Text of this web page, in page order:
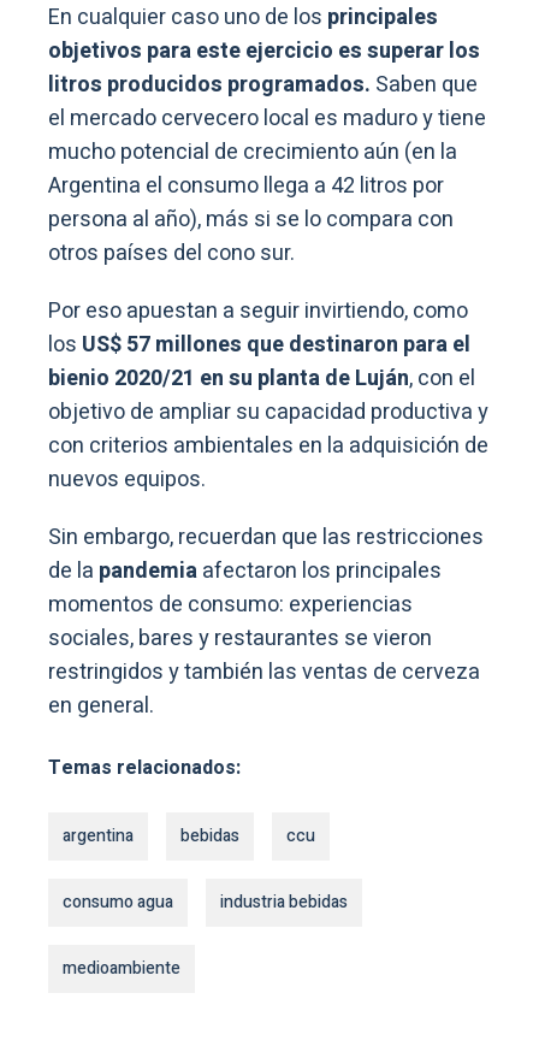
En cualquier caso uno de los principales
objetivos para este ejercicio es superar los
litros producidos programados. Saben que
el mercado cervecero local es maduro y tiene
mucho potencial de crecimiento aún (en la
Argentina el consumo llega a 42 litros por
persona al año), más si se lo compara con
otros países del cono sur.
Por eso apuestan a seguir invirtiendo, como
los US$ 57 millones que destinaron para el
bienio 2020/21 en su planta de Luján, con el
objetivo de ampliar su capacidad productiva y
con criterios ambientales en la adquisición de
nuevos equipos.
Sin embargo, recuerdan que las restricciones
de la pandemiaafectaron los principales
momentos de consumo: experiencias
sociales, bares y restaurantes se vieron
restringidos y también las ventas de cerveza
en general.
Temas relacionados:
argentina bebidas ccu
consumo agua industria bebidas
medioambiente